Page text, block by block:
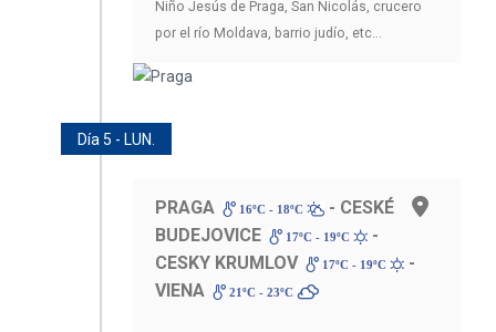
Niño Jesús de Praga, San Nicolás, crucero
por el río Moldava, barrio judío, etc...
Día 5 - LUN.
PRAGA 16ºC - 18ºC
- CESKÉ
BUDEJOVICE
17ºC - 19ºC
-
CESKY KRUMLOV
17ºC - 19ºC
-
VIENA
21ºC - 23ºC